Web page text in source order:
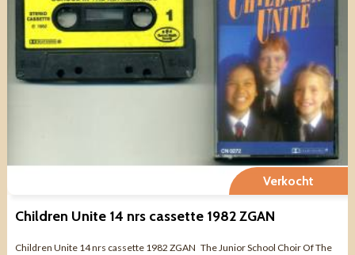
Verkocht
Children Unite 14 nrs cassette 1982 ZGAN
Children Unite 14 nrs cassette 1982 ZGAN The Junior School Choir Of The